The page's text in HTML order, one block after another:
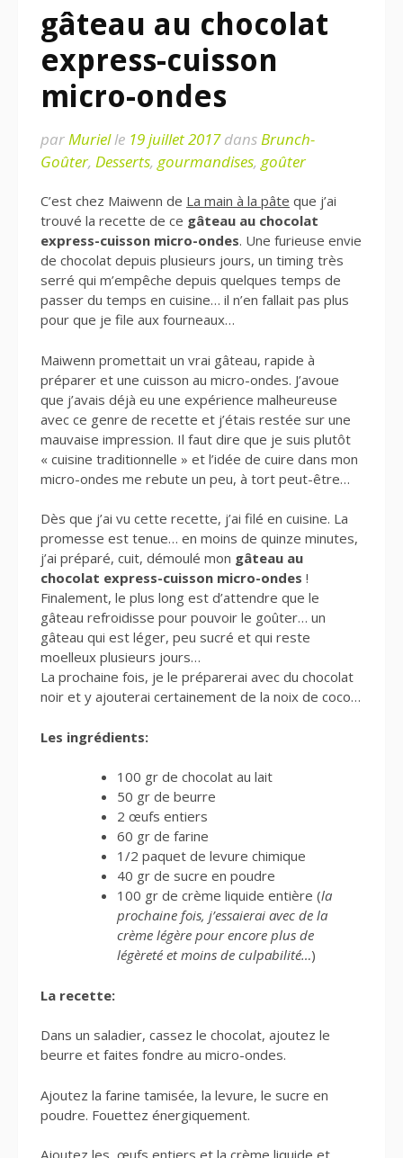
gâteau au chocolat
express-cuisson
micro-ondes
parMurielle 19 juillet 2017dansBrunch-
Goûter, Desserts, gourmandises, goûter
C’est chez Maiwenn de La main à la pâte que j’ai
trouvé la recette de ce gâteau au chocolat
express-cuisson micro-ondes. Une furieuse envie
de chocolat depuis plusieurs jours, un timing très
serré qui m’empêche depuis quelques temps de
passer du temps en cuisine… il n’en fallait pas plus
pour que je file aux fourneaux…
Maiwenn promettait un vrai gâteau, rapide à
préparer et une cuisson au micro-ondes. J’avoue
que j’avais déjà eu une expérience malheureuse
avec ce genre de recette et j’étais restée sur une
mauvaise impression. Il faut dire que je suis plutôt
« cuisine traditionnelle » et l’idée de cuire dans mon
micro-ondes me rebute un peu, à tort peut-être…
Dès que j’ai vu cette recette, j’ai filé en cuisine. La
promesse est tenue… en moins de quinze minutes,
j’ai préparé, cuit, démoulé mon gâteau au
chocolat express-cuisson micro-ondes !
Finalement, le plus long est d’attendre que le
gâteau refroidisse pour pouvoir le goûter… un
gâteau qui est léger, peu sucré et qui reste
moelleux plusieurs jours…
La prochaine fois, je le préparerai avec du chocolat
noir et y ajouterai certainement de la noix de coco…
Les ingrédients:
100 gr de chocolat au lait
50 gr de beurre
2 œufs entiers
60 gr de farine
1/2 paquet de levure chimique
40 gr de sucre en poudre
100 gr de crème liquide entière (la
prochaine fois, j’essaierai avec de la
crème légère pour encore plus de
légèreté et moins de culpabilité…)
La recette:
Dans un saladier, cassez le chocolat, ajoutez le
beurre et faites fondre au micro-ondes.
Ajoutez la farine tamisée, la levure, le sucre en
poudre. Fouettez énergiquement.
Ajoutez les œufs entiers et la crème liquide et